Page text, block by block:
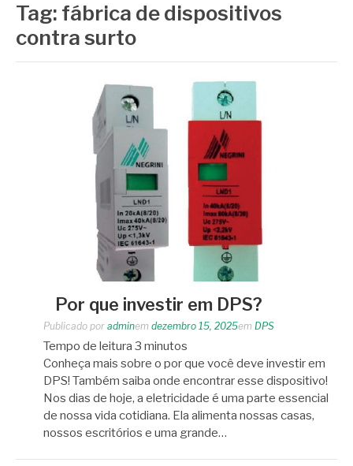
Tag: fábrica de dispositivos
contra surto
Por que investir em DPS?
Publicado por adminem dezembro 15, 2025em DPS
Tempo de leitura 3 minutos
Conheça mais sobre o por que você deve investir em
DPS! Também saiba onde encontrar esse dispositivo!
Nos dias de hoje, a eletricidade é uma parte essencial
de nossa vida cotidiana. Ela alimenta nossas casas,
nossos escritórios e uma grande…